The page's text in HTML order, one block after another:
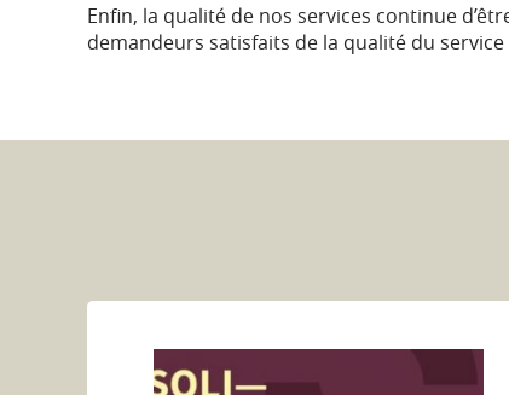
Enfin, la qualité de nos services continue
demandeurs satisfaits de la qualité du